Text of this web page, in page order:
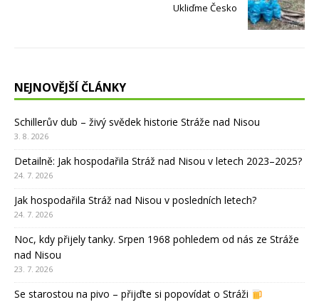
Ukliďme Česko
NEJNOVĚJŠÍ ČLÁNKY
Schillerův dub – živý svědek historie Stráže nad Nisou
3. 8. 2026
Detailně: Jak hospodařila Stráž nad Nisou v letech 2023–2025?
24. 7. 2026
Jak hospodařila Stráž nad Nisou v posledních letech?
24. 7. 2026
Noc, kdy přijely tanky. Srpen 1968 pohledem od nás ze Stráže
nad Nisou
23. 7. 2026
Se starostou na pivo – přijďte si popovídat o Stráži